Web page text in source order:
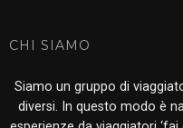
CHI SIAMO
Siamo un gruppo di
diversi. In questo modo è